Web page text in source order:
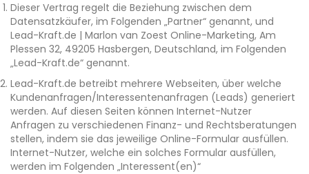
Dieser Vertrag regelt die Beziehung zwischen dem
Datensatzkäufer, im Folgenden „Partner“ genannt, und
Lead-Kraft.de | Marlon van Zoest Online-Marketing, Am
Plessen 32, 49205 Hasbergen, Deutschland, im Folgenden
„Lead-Kraft.de“ genannt.
Lead-Kraft.de betreibt mehrere Webseiten, über welche
Kundenanfragen/Interessentenanfragen (Leads) generiert
werden. Auf diesen Seiten können Internet-Nutzer
Anfragen zu verschiedenen Finanz- und Rechtsberatungen
stellen, indem sie das jeweilige Online-Formular ausfüllen.
Internet-Nutzer, welche ein solches Formular ausfüllen,
werden im Folgenden „Interessent(en)“